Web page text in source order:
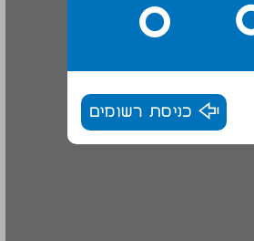
כניסת רשומים